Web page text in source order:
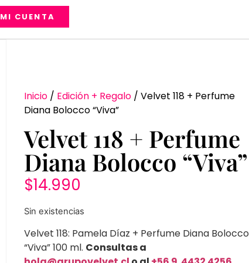
MI CUENTA
Inicio/ Edición + Regalo/ Velvet 118 + Perfume
Diana Bolocco “Viva”
Velvet 118 + Perfume
Diana Bolocco “Viva”
$14.990
Sin existencias
Velvet 118: Pamela Díaz + Perfume Diana Bolocco
“Viva” 100 ml. Consultas a